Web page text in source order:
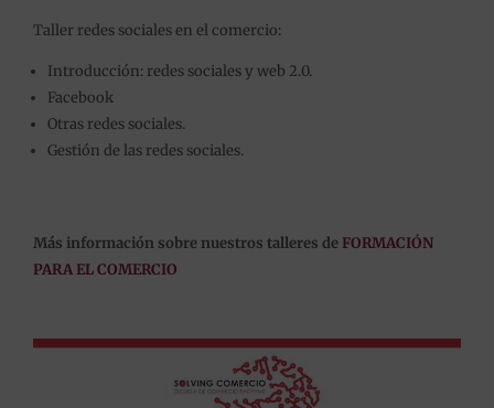
Taller redes sociales en el comercio:
Introducción: redes sociales y web 2.0.
Facebook
Otras redes sociales.
Gestión de las redes sociales.
Más información sobre nuestros talleres de FORMACIÓN
PARA EL COMERCIO